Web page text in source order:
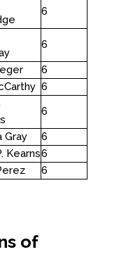
6
6
6
6
6
Gray
6
Kearns6
6
of